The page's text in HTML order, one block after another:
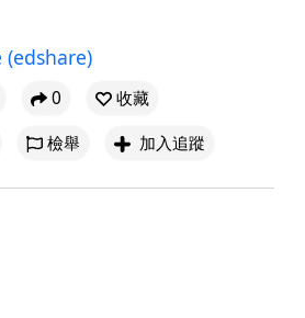
(edshare)
0
收藏
檢舉 加入追蹤